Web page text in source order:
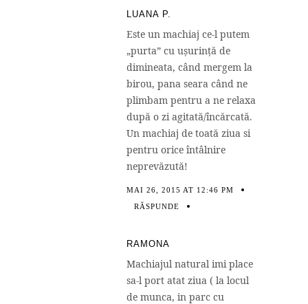
LUANA P.
Este un machiaj ce-l putem
„purta” cu ușurință de
dimineata, când mergem la
birou, pana seara când ne
plimbam pentru a ne relaxa
după o zi agitată/încărcată.
Un machiaj de toată ziua si
pentru orice întâlnire
neprevăzută!
MAI 26, 2015 AT 12:46 PM
RĂSPUNDE
RAMONA
Machiajul natural imi place
sa-l port atat ziua ( la locul
de munca, in parc cu